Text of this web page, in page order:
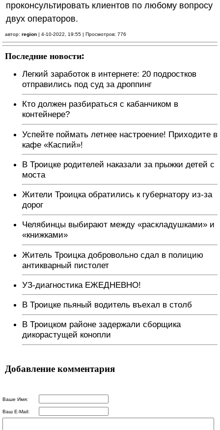
проконсультировать клиентов по любому вопросу
двух операторов.
автор: region | 4-10-2022, 19:55 | Просмотров: 776
Последние новости:
Легкий заработок в интернете: 20 подростков
отправились под суд за дроппинг
Кто должен разбираться с кабанчиком в
контейнере?
Успейте поймать летнее настроение! Приходите в
кафе «Каспий»!
В Троицке родителей наказали за прыжки детей с
моста
Жители Троицка обратились к губернатору из-за
дорог
Челябинцы выбирают между «раскладушками» и
«книжками»
Житель Троицка добровольно сдал в полицию
антикварный пистолет
УЗ-диагностика ЕЖЕДНЕВНО!
В Троицке пьяный водитель въехал в столб
В Троицком районе задержали сборщика
дикорастущей конопли
Добавление комментария
Ваше Имя:
Ваш E-Mail: